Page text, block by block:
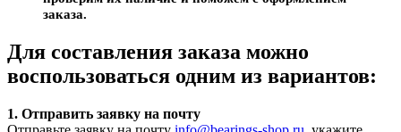
заказа.
Для составления заказа можно
воспользоваться одним из вариантов:
1. Отправить заявку на почту